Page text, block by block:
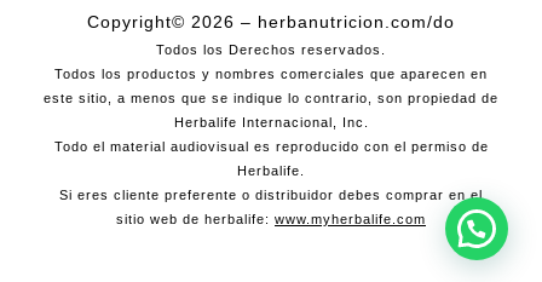
Copyright© 2026 – herbanutricion.com/do
Todos los Derechos reservados.
Todos los productos y nombres comerciales que aparecen en
este sitio, a menos que se indique lo contrario, son propiedad de
Herbalife Internacional, Inc.
Todo el material audiovisual es reproducido con el permiso de
Herbalife.
Si eres cliente preferente o distribuidor debes comprar en el
sitio web de herbalife: www.myherbalife.com